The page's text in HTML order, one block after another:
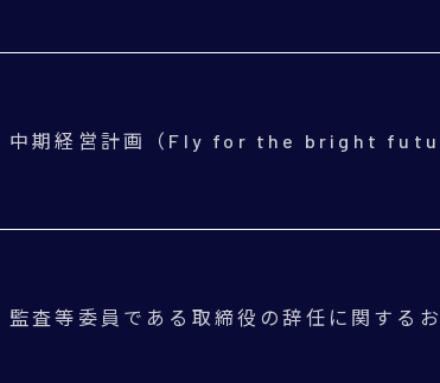
中期経営計画（Fly for the bright
監査等委員である取締役の辞任に関する